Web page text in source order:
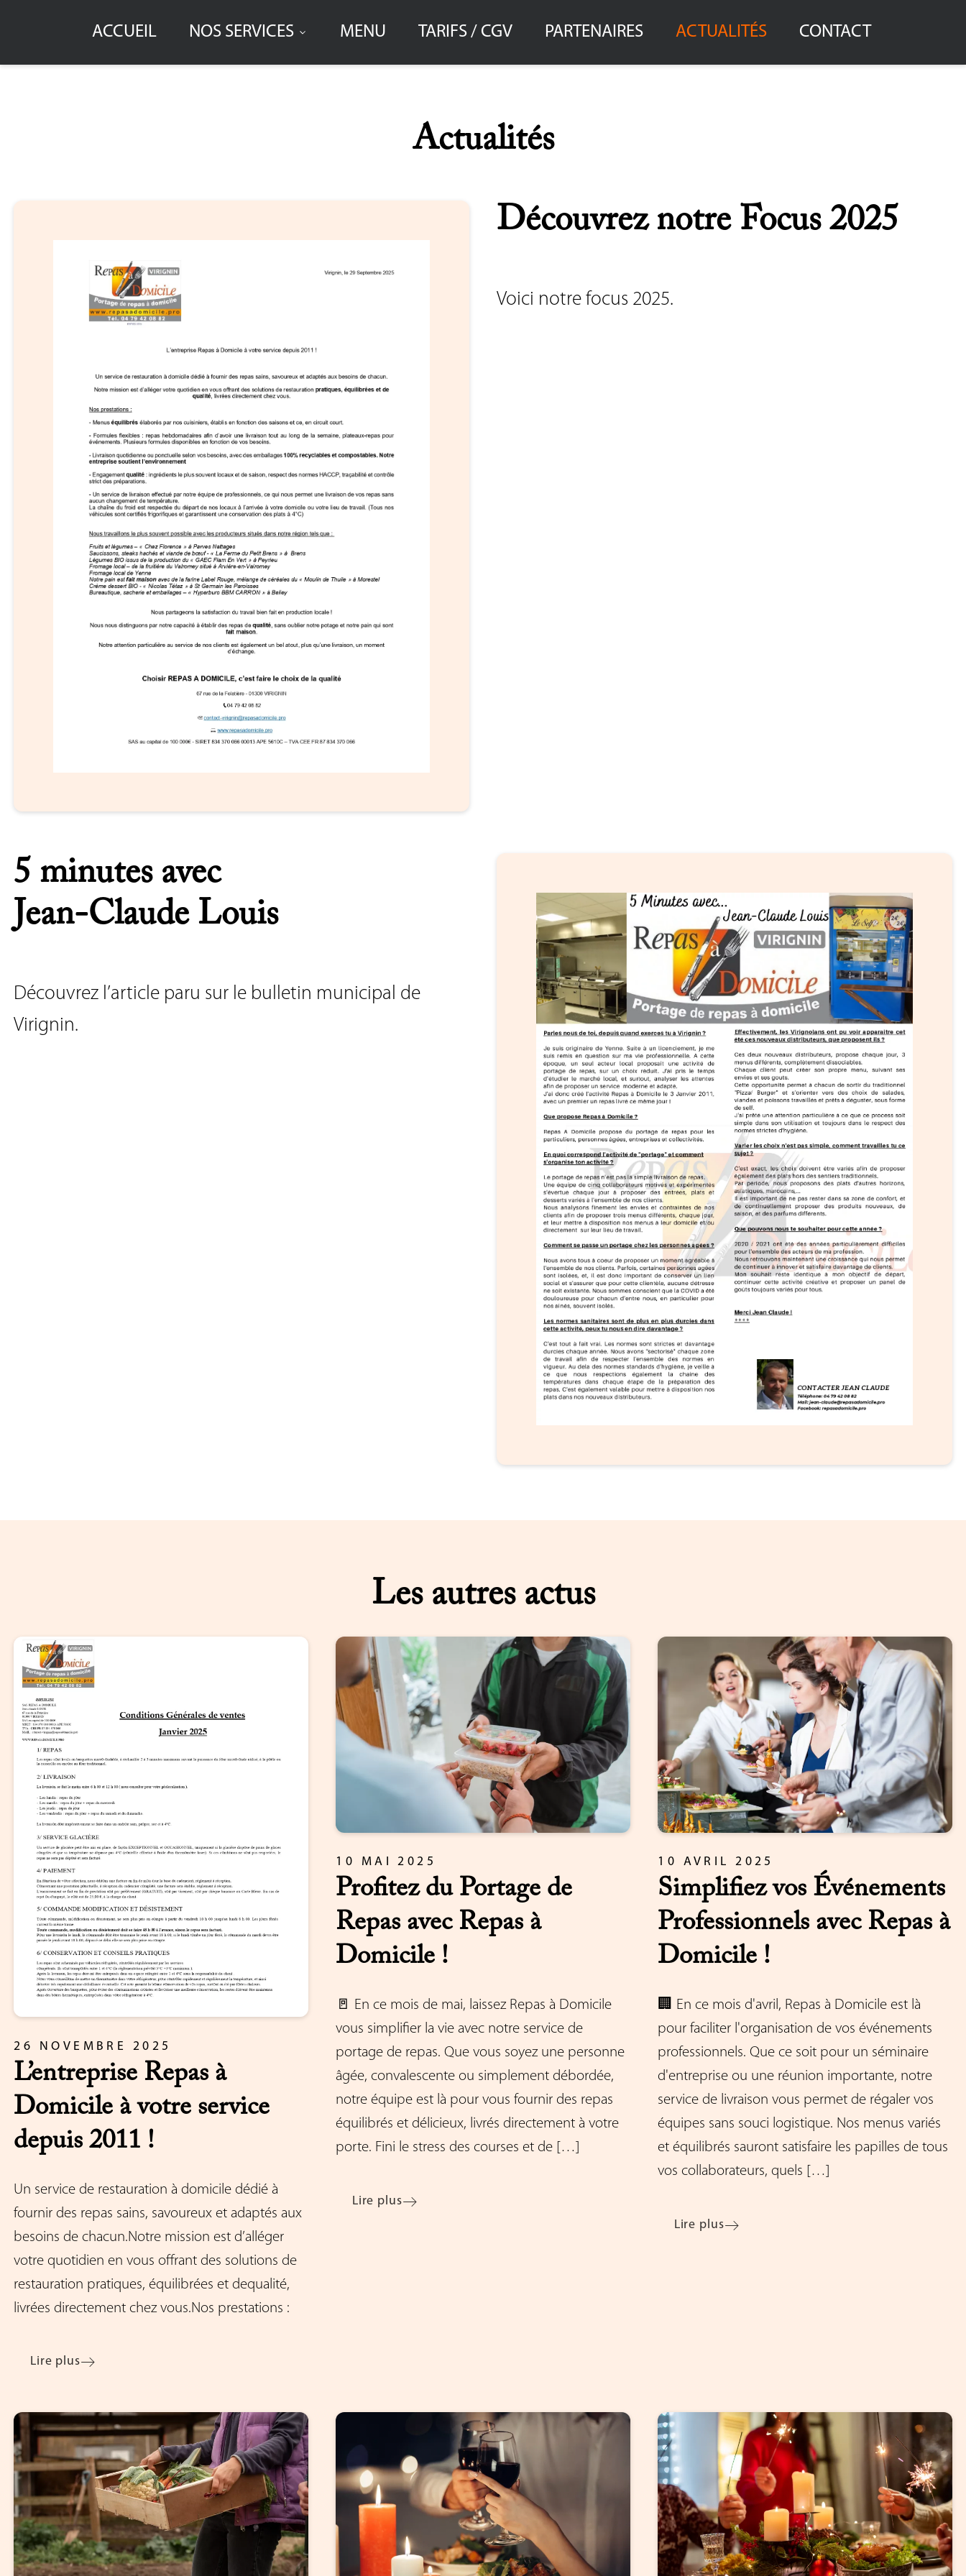
ACCUEIL NOS SERVICES MENU TARIFS / CGV PARTENAIRES ACTUALITÉS CONTACT
Actualités
Découvrez notre Focus 2025
Voici notre focus 2025.
5 minutes avec
Jean-Claude Louis
Découvrez l’article paru sur le bulletin municipal de
Virignin.
Les autres actus
26 NOVEMBRE 2025
L’entreprise Repas à
Domicile à votre service
depuis 2011 !
Un service de restauration à domicile dédié à
fournir des repas sains, savoureux et adaptés aux
besoins de chacun.Notre mission est d’alléger
votre quotidien en vous offrant des solutions de
restauration pratiques, équilibrées et dequalité,
livrées directement chez vous.Nos prestations :
Lire plus
10 MAI 2025
Profitez du Portage de
Repas avec Repas à
Domicile !
🚪 En ce mois de mai, laissez Repas à Domicile
vous simplifier la vie avec notre service de
portage de repas. Que vous soyez une personne
âgée, convalescente ou simplement débordée,
notre équipe est là pour vous fournir des repas
équilibrés et délicieux, livrés directement à votre
porte. Fini le stress des courses et de […]
Lire plus
10 AVRIL 2025
Simplifiez vos Événements
Professionnels avec Repas à
Domicile !
🏢 En ce mois d'avril, Repas à Domicile est là
pour faciliter l'organisation de vos événements
professionnels. Que ce soit pour un séminaire
d'entreprise ou une réunion importante, notre
service de livraison vous permet de régaler vos
équipes sans souci logistique. Nos menus variés
et équilibrés sauront satisfaire les papilles de tous
vos collaborateurs, quels […]
Lire plus